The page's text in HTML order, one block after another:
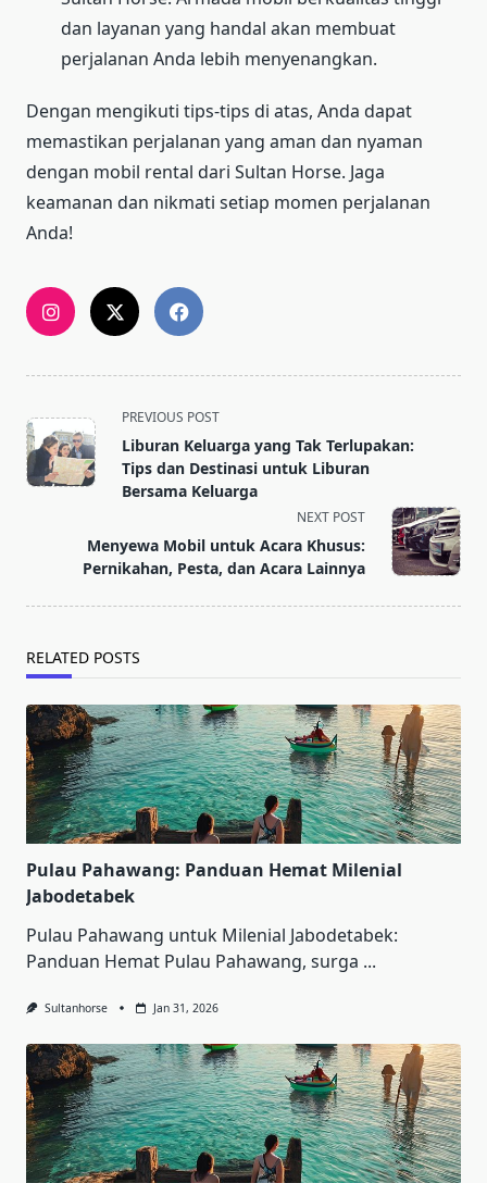
dan layanan yang handal akan membuat
perjalanan Anda lebih menyenangkan.
Dengan mengikuti tips-tips di atas, Anda dapat
memastikan perjalanan yang aman dan nyaman
dengan mobil rental dari Sultan Horse. Jaga
keamanan dan nikmati setiap momen perjalanan
Anda!
<span
class="nav-
subtitle
screen-
text">Page</span>
PREVIOUS POST
Liburan Keluarga yang Tak Terlupakan:
Tips dan Destinasi untuk Liburan
Bersama Keluarga
NEXT POST
Menyewa Mobil untuk Acara Khusus:
Pernikahan, Pesta, dan Acara Lainnya
RELATED POSTS
Pulau Pahawang: Panduan Hemat Milenial
Jabodetabek
Pulau Pahawang untuk Milenial Jabodetabek:
Panduan Hemat Pulau Pahawang, surga ...
Sultanhorse Jan 31, 2026